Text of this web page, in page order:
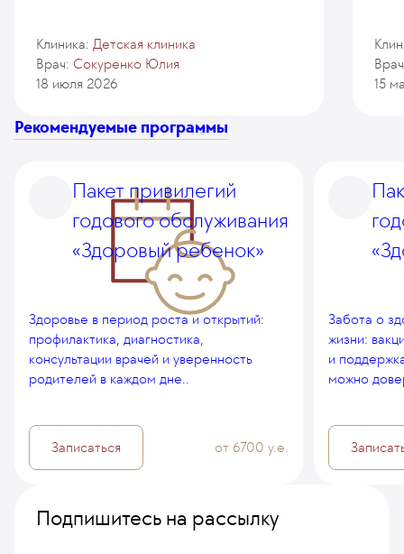
Клиника: Детская клиника
Врач: Сокуренко Юлия
18 июля 2026
15
Рекомендуемые программы
Пакет привилегий
годового обслуживания
«Здоровый ребенок»
Здоровье в период роста и открытий:
профилактика, диагностика,
консультации врачей и уверенность
родителей в каждом дне..
Записаться от 6700 у.е.
Забота о
жизни:
и
можно
Подпишитесь на рассылку